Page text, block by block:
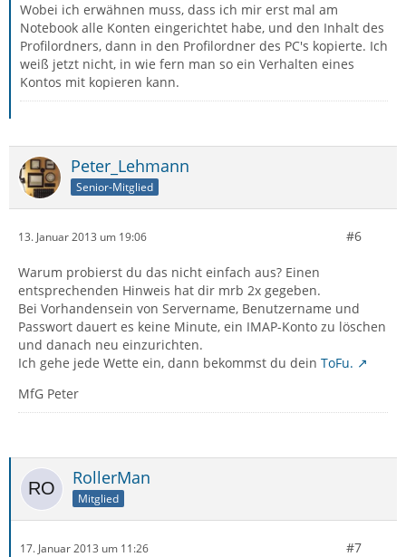
Wobei ich erwähnen muss, dass ich mir erst mal am
Notebook alle Konten eingerichtet habe, und den Inhalt des
Profilordners, dann in den Profilordner des PC's kopierte. Ich
weiß jetzt nicht, in wie fern man so ein Verhalten eines
Kontos mit kopieren kann.
Peter_Lehmann
Senior-Mitglied
13. Januar 2013 um 19:06 #6
Warum probierst du das nicht einfach aus? Einen
entsprechenden Hinweis hat dir mrb 2x gegeben.
Bei Vorhandensein von Servername, Benutzername und
Passwort dauert es keine Minute, ein IMAP-Konto zu löschen
und danach neu einzurichten.
Ich gehe jede Wette ein, dann bekommst du dein ToFu.
MfG Peter
RollerMan
Mitglied
17. Januar 2013 um 11:26 #7